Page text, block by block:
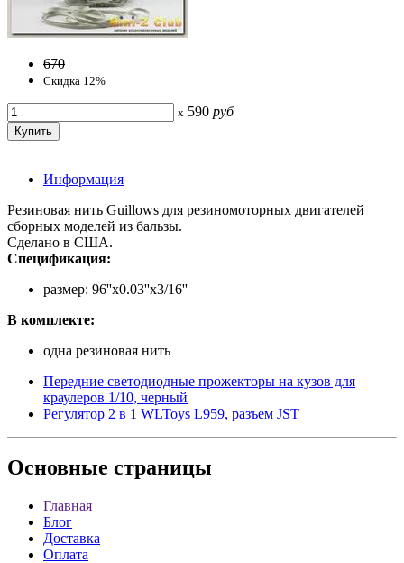
670
Скидка 12%
x 590 руб
Информация
Резиновая нить Guillows для резиномоторных двигателей
сборных моделей из бальзы.
Сделано в США.
Спецификация:
размер: 96''x0.03''x3/16''
В комплекте:
одна резиновая нить
Передние светодиодные прожекторы на кузов для
краулеров 1/10, черный
Регулятор 2 в 1 WLToys L959, разъем JST
Основные страницы
Главная
Блог
Доставка
Оплата